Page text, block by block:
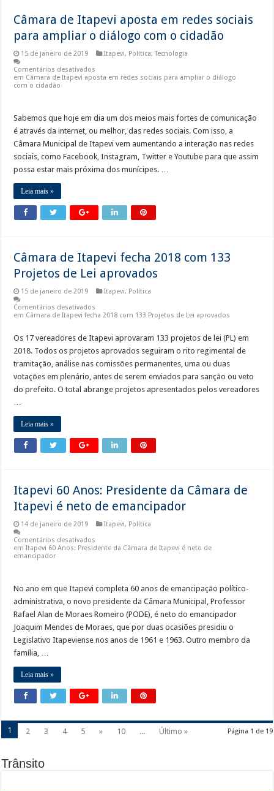
Câmara de Itapevi aposta em redes sociais
para ampliar o diálogo com o cidadão
15 de janeiro de 2019 Itapevi, Política,Tecnologia
Comentários desativados
em Câmara de Itapevi aposta em redes sociais para ampliar o diálogo
com o cidadão
Sabemos que hoje em dia um dos meios mais fortes de comunicação
é através da internet, ou melhor, das redes sociais. Com isso, a
Câmara Municipal de Itapevi vem aumentando a interação nas redes
sociais, como Facebook, Instagram, Twitter e Youtube para que assim
possa estar mais próxima dos munícipes. …
Leia mais »
Câmara de Itapevi fecha 2018 com 133
Projetos de Lei aprovados
15 de janeiro de 2019 Itapevi, Política
Comentários desativados
em Câmara de Itapevi fecha 2018 com 133 Projetos de Lei aprovados
Os 17 vereadores de Itapevi aprovaram 133 projetos de lei (PL) em
2018. Todos os projetos aprovados seguiram o rito regimental de
tramitação, análise nas comissões permanentes, uma ou duas
votações em plenário, antes de serem enviados para sanção ou veto
do prefeito. O total abrange projetos apresentados pelos vereadores
Leia mais »
Itapevi 60 Anos: Presidente da Câmara de
Itapevi é neto de emancipador
14 de janeiro de 2019 Itapevi, Política
Comentários desativados
em Itapevi 60 Anos: Presidente da Câmara de Itapevi é neto de
emancipador
No ano em que Itapevi completa 60 anos de emancipação político-
administrativa, o novo presidente da Câmara Municipal, Professor
Rafael Alan de Moraes Romeiro (PODE), é neto do emancipador
Joaquim Mendes de Moraes, que por duas ocasiões presidiu o
Legislativo Itapeviense nos anos de 1961 e 1963. Outro membro da
família, …
Leia mais »
Página 1 de 19
1 2 3 4 5 » 10 ... Último »
Trânsito